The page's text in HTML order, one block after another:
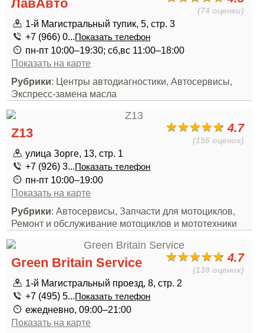
(74 оценки)
ЛавАвто
1-й Магистральный тупик, 5, стр. 3
+7 (966) 0...Показать телефон
пн-пт 10:00–19:30; сб,вс 11:00–18:00
Показать на карте
Рубрики: Центры автодиагностики, Автосервисы,
Экспресс-замена масла
4.7
(156 оценок)
Z13
улица Зорге, 13, стр. 1
+7 (926) 3...Показать телефон
пн-пт 10:00–19:00
Показать на карте
Рубрики: Автосервисы, Запчасти для мотоциклов,
Ремонт и обслуживание мотоциклов и мототехники
4.7
(139 оценок)
Green Britain Service
1-й Магистральный проезд, 8, стр. 2
+7 (495) 5...Показать телефон
ежедневно, 09:00–21:00
Показать на карте